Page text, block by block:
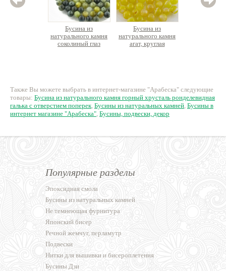
Бусина из
натурального камня
соколиный глаз
Бусина из
натурального камня
агат, круглая
Также Вы можете выбрать в интернет-магазине "Арабеска" следующие
товары: Бусина из натурального камня горный хрусталь ронделевидная
галька с отверстием поперек, Бусины из натуральных камней, Бусины в
интернет магазине "Арабеска", Бусины, подвески, декор
Популярные разделы
Эпоксидная смола
Бусины из натуральных камней
Не темнеющая фурнитура
Японский бисер
Речной жемчуг, перламутр
Подвески
Нитки для вышивки и бисероплетения
Бусины Дзи